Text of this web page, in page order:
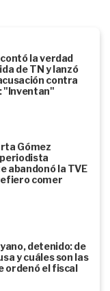
la verdad
de TN y lanzó
contra
"Inventan"
Gómez
abandonó la TVE
comer
detenido: de
y cuáles son las
ordenó el fiscal